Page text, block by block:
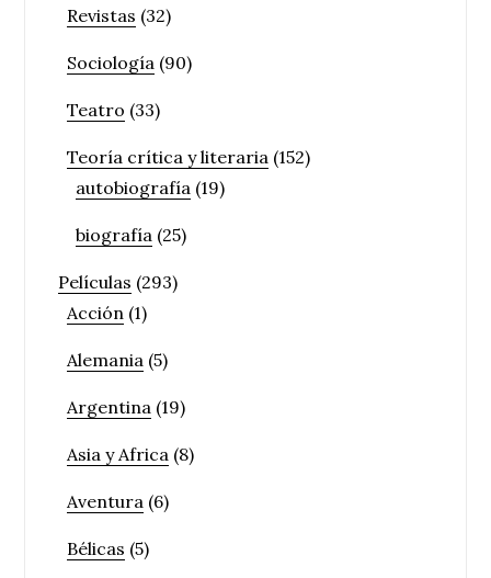
Revistas (32)
Sociología (90)
Teatro (33)
Teoría crítica y literaria (152)
autobiografía (19)
biografía (25)
Películas (293)
Acción (1)
Alemania (5)
Argentina (19)
Asia y Africa (8)
Aventura (6)
Bélicas (5)